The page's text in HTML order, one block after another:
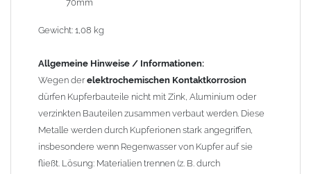
stehen wir Ihnen gern zur Verfügung.
70mm
Gewicht: 1,08 kg
Allgemeine Hinweise / Informationen:
Wegen derelektrochemischen Kontaktkorrosion
dürfen Kupferbauteile nicht mit Zink, Aluminium oder
verzinkten Bauteilen zusammen verbaut werden. Diese
Metalle werden durch Kupferionen stark angegriffen,
insbesondere wenn Regenwasser von Kupfer auf sie
fließt. Lösung: Materialien trennen (z. B. durch